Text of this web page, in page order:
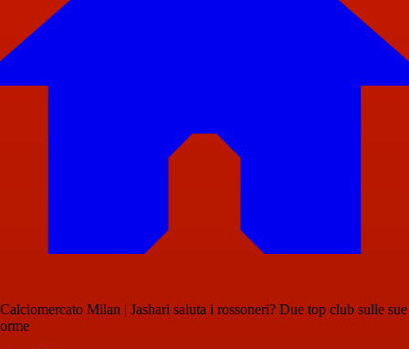
Calciomercato Milan | Jashari saluta i rossoneri? Due top club sulle sue
orme